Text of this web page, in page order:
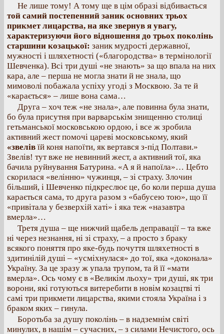
Не лише тому! А тому ще в цім образі відбивається
той самий постепенний заник основних трьох
прикмет лицарства, на яке звернув я увагу,
характеризуючи його відношення до трьох поколінь
старшини козацької: заник мудрості державної,
мужності і шляхетності («благородства» в термінології
Шевченка). Всі три душі «не знають» за що впала на них
кара, але – перша не могла знати й не знала, що
мимоволі побажала успіху угоді з Москвою. За те й
«карається» – лише вона сама…
Друга – хоч теж «не знала», але повинна була знати,
бо була присутня при варварськім знищенню столиці
гетьманської московською ордою, і все ж зробила
активний жест помочі цареві московському, який
«звелів їй коня напоїти, як вертався з-під Полтави.»
Звелів! тут вже не невинний жест, а активний тої, яка
бачила руйнування Батурина. «А я й напоїла»… Цебто
скорилася «велінню» чужинця, – зі страху. Злочин
більший, і Шевченко підкреслює це, бо коли перша душа
карається сама, то друга разом з «бабусею тою», що її
«привітала у безверхій хаті» і яка теж «назавтра
вмерла»…
Третя душа – ще нижчий щабель деправації – та вже
ні через незнання, ні зі страху, – а просто з браку
всякого поняття про яке-будь почуття шляхетності в
здитинілій душі – «усміхнулася» до тої, яка «доконала»
Україну. За це зразу ж упала трупом, та й її «мати
вмерла». Ось чому є в «Великім льоху» три душі, як три
ворони, які готуються витеребити в новім козацтві ті
самі три прикмети лицарства, якими стояла Україна і з
браком яких – гинула.
Боротьба за душу поколінь – в надземнім світі
минулих, в нашім – сучасних, – з силами Нечистого, ось